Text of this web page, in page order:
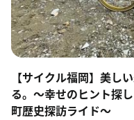
【サイクル福岡】美し
る。～幸せのヒント探
町歴史探訪ライド～